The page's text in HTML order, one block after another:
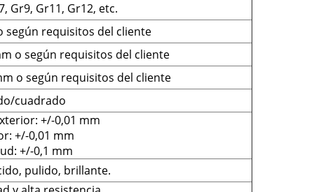
Gr9, Gr11, Gr12, etc.
según requisitos del cliente
o según requisitos del cliente
o según requisitos del cliente
cuadrado
+/-0,01 mm
+/-0,01 mm
+/-0,1 mm
pulido, brillante.